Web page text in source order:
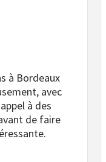
à Bordeaux
avec
à des
de faire